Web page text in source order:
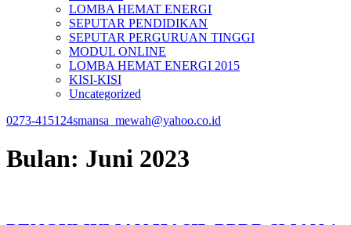
LOMBA HEMAT ENERGI
SEPUTAR PENDIDIKAN
SEPUTAR PERGURUAN TINGGI
MODUL ONLINE
LOMBA HEMAT ENERGI 2015
KISI-KISI
Uncategorized
0273-415124smansa_mewah@yahoo.co.id
Bulan: Juni 2023